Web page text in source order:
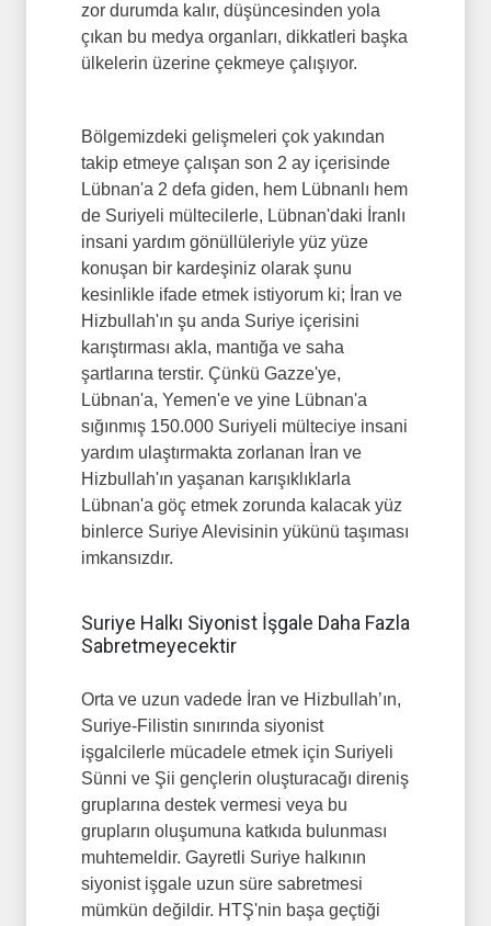
zor durumda kalır, düşüncesinden yola
çıkan bu medya organları, dikkatleri başka
ülkelerin üzerine çekmeye çalışıyor.
Bölgemizdeki gelişmeleri çok yakından
takip etmeye çalışan son 2 ay içerisinde
Lübnan'a 2 defa giden, hem Lübnanlı hem
de Suriyeli mültecilerle, Lübnan'daki İranlı
insani yardım gönüllüleriyle yüz yüze
konuşan bir kardeşiniz olarak şunu
kesinlikle ifade etmek istiyorum ki; İran ve
Hizbullah'ın şu anda Suriye içerisini
karıştırması akla, mantığa ve saha
şartlarına terstir. Çünkü Gazze'ye,
Lübnan'a, Yemen'e ve yine Lübnan'a
sığınmış 150.000 Suriyeli mülteciye insani
yardım ulaştırmakta zorlanan İran ve
Hizbullah'ın yaşanan karışıklıklarla
Lübnan'a göç etmek zorunda kalacak yüz
binlerce Suriye Alevisinin yükünü taşıması
imkansızdır.
Suriye Halkı Siyonist İşgale Daha Fazla
Sabretmeyecektir
Orta ve uzun vadede İran ve Hizbullah’ın,
Suriye-Filistin sınırında siyonist
işgalcilerle mücadele etmek için Suriyeli
Sünni ve Şii gençlerin oluşturacağı direniş
gruplarına destek vermesi veya bu
grupların oluşumuna katkıda bulunması
muhtemeldir. Gayretli Suriye halkının
siyonist işgale uzun süre sabretmesi
mümkün değildir. HTŞ'nin başa geçtiği